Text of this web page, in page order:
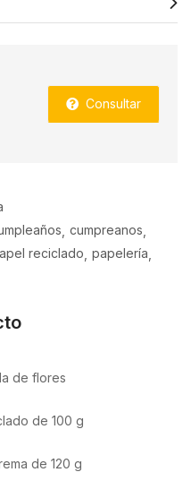
Consultar
cumpreanos
reciclado papelería
de flores
de 100 g
de 120 g